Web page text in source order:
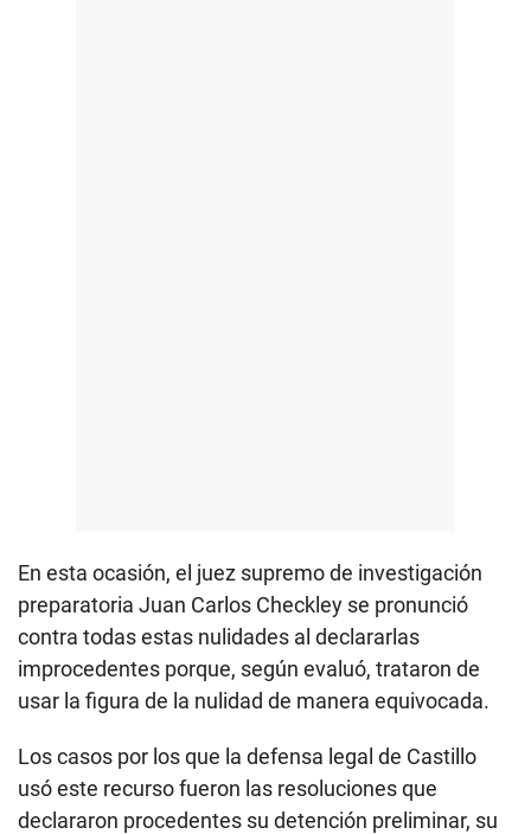
En esta ocasión, el juez supremo de investigación
preparatoria Juan Carlos Checkley se pronunció
contra todas estas nulidades al declararlas
improcedentes porque, según evaluó, trataron de
usar la figura de la nulidad de manera equivocada.
Los casos por los que la defensa legal de Castillo
usó este recurso fueron las resoluciones que
declararon procedentes su detención preliminar, su